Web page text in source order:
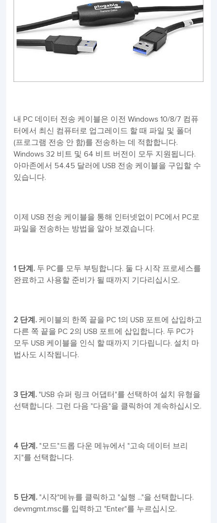
내 PC 데이터 전송 케이블은 이전 Windows 10/8/7 컴퓨
터에서 최신 컴퓨터로 업그레이드 할 때 파일 및 폴더
(프로그램 전송 안 함)를 전송하는 데 적합합니다.
Windows 32 비트 및 64 비트 버전이 모두 지원됩니다.
아마존에서 54.45 달러에 USB 전송 케이블을 구입할 수
있습니다.
이제 USB 전송 케이블을 통해 인터넷없이 PC에서 PC로
파일을 전송하는 방법을 알아 보겠습니다.
1 단계. 두 PC를 모두 부팅합니다. 둘 다 시작 프로세스를
완료하고 사용할 준비가 될 때까지 기다리십시오.
2 단계. 케이블의 한쪽 끝을 PC 1의 USB 포트에 삽입하고
다른 쪽 끝을 PC 2의 USB 포트에 삽입합니다. 두 PC가
모두 USB 케이블을 인식 할 때까지 기다립니다. 설치 마
법사도 시작됩니다.
3 단계. "USB 슈퍼 링크 어댑터"를 선택하여 설치 유형을
선택합니다. 그런 다음 "다음"을 클릭하여 계속하십시오.
4 단계. "모드"드롭 다운 메뉴에서 "고속 데이터 브리
지"를 선택합니다.
5 단계. "시작"메뉴를 클릭하고 "실행 ..."을 선택합니다.
devmgmt.msc를 입력하고 "Enter"를 누르십시오.